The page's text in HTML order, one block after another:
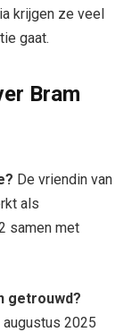
krijgen ze veel
gaat.
Bram
De vriendin van
als
samen met
getrouwd?
2025